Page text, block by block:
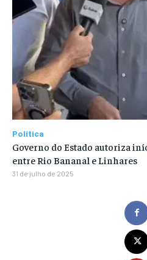
Política
Governo do Estado autoriza
entre Rio Bananal e Linhares
31 de julho de 2025